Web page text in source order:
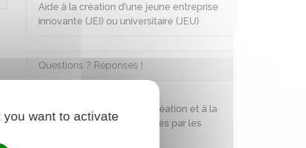
Aide à la création d'une jeune entreprise
innovante (JEI) ou universitaire (JEU)
Questions ? Réponses !
d'accompagnement à la création et à la
reprise d'entreprise proposés par les
want to activate